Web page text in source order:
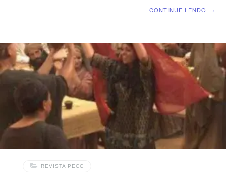
inclusive o número da página. ORIENTAÇÃO
PEDAGÓGICA Em Ester 9 e 10 há 32 e 3 versos,
respectivamente. Sugerimos começar a aula lendo, com
todos os
CONTINUE LENDO →
REVISTA PECC